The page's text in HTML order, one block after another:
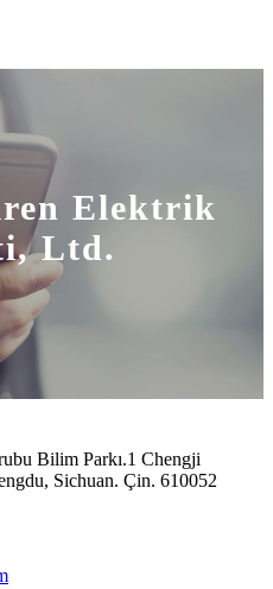
Elektrik
Ltd.
Bilim Parkı.1 Chengji
Sichuan. Çin. 610052